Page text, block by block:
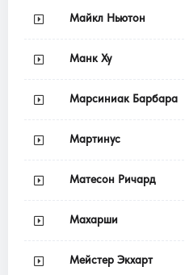
Майкл Ньютон
Манк Ху
Марсиниак Барбара
Мартинус
Матесон Ричард
Махарши
Мейстер Экхарт